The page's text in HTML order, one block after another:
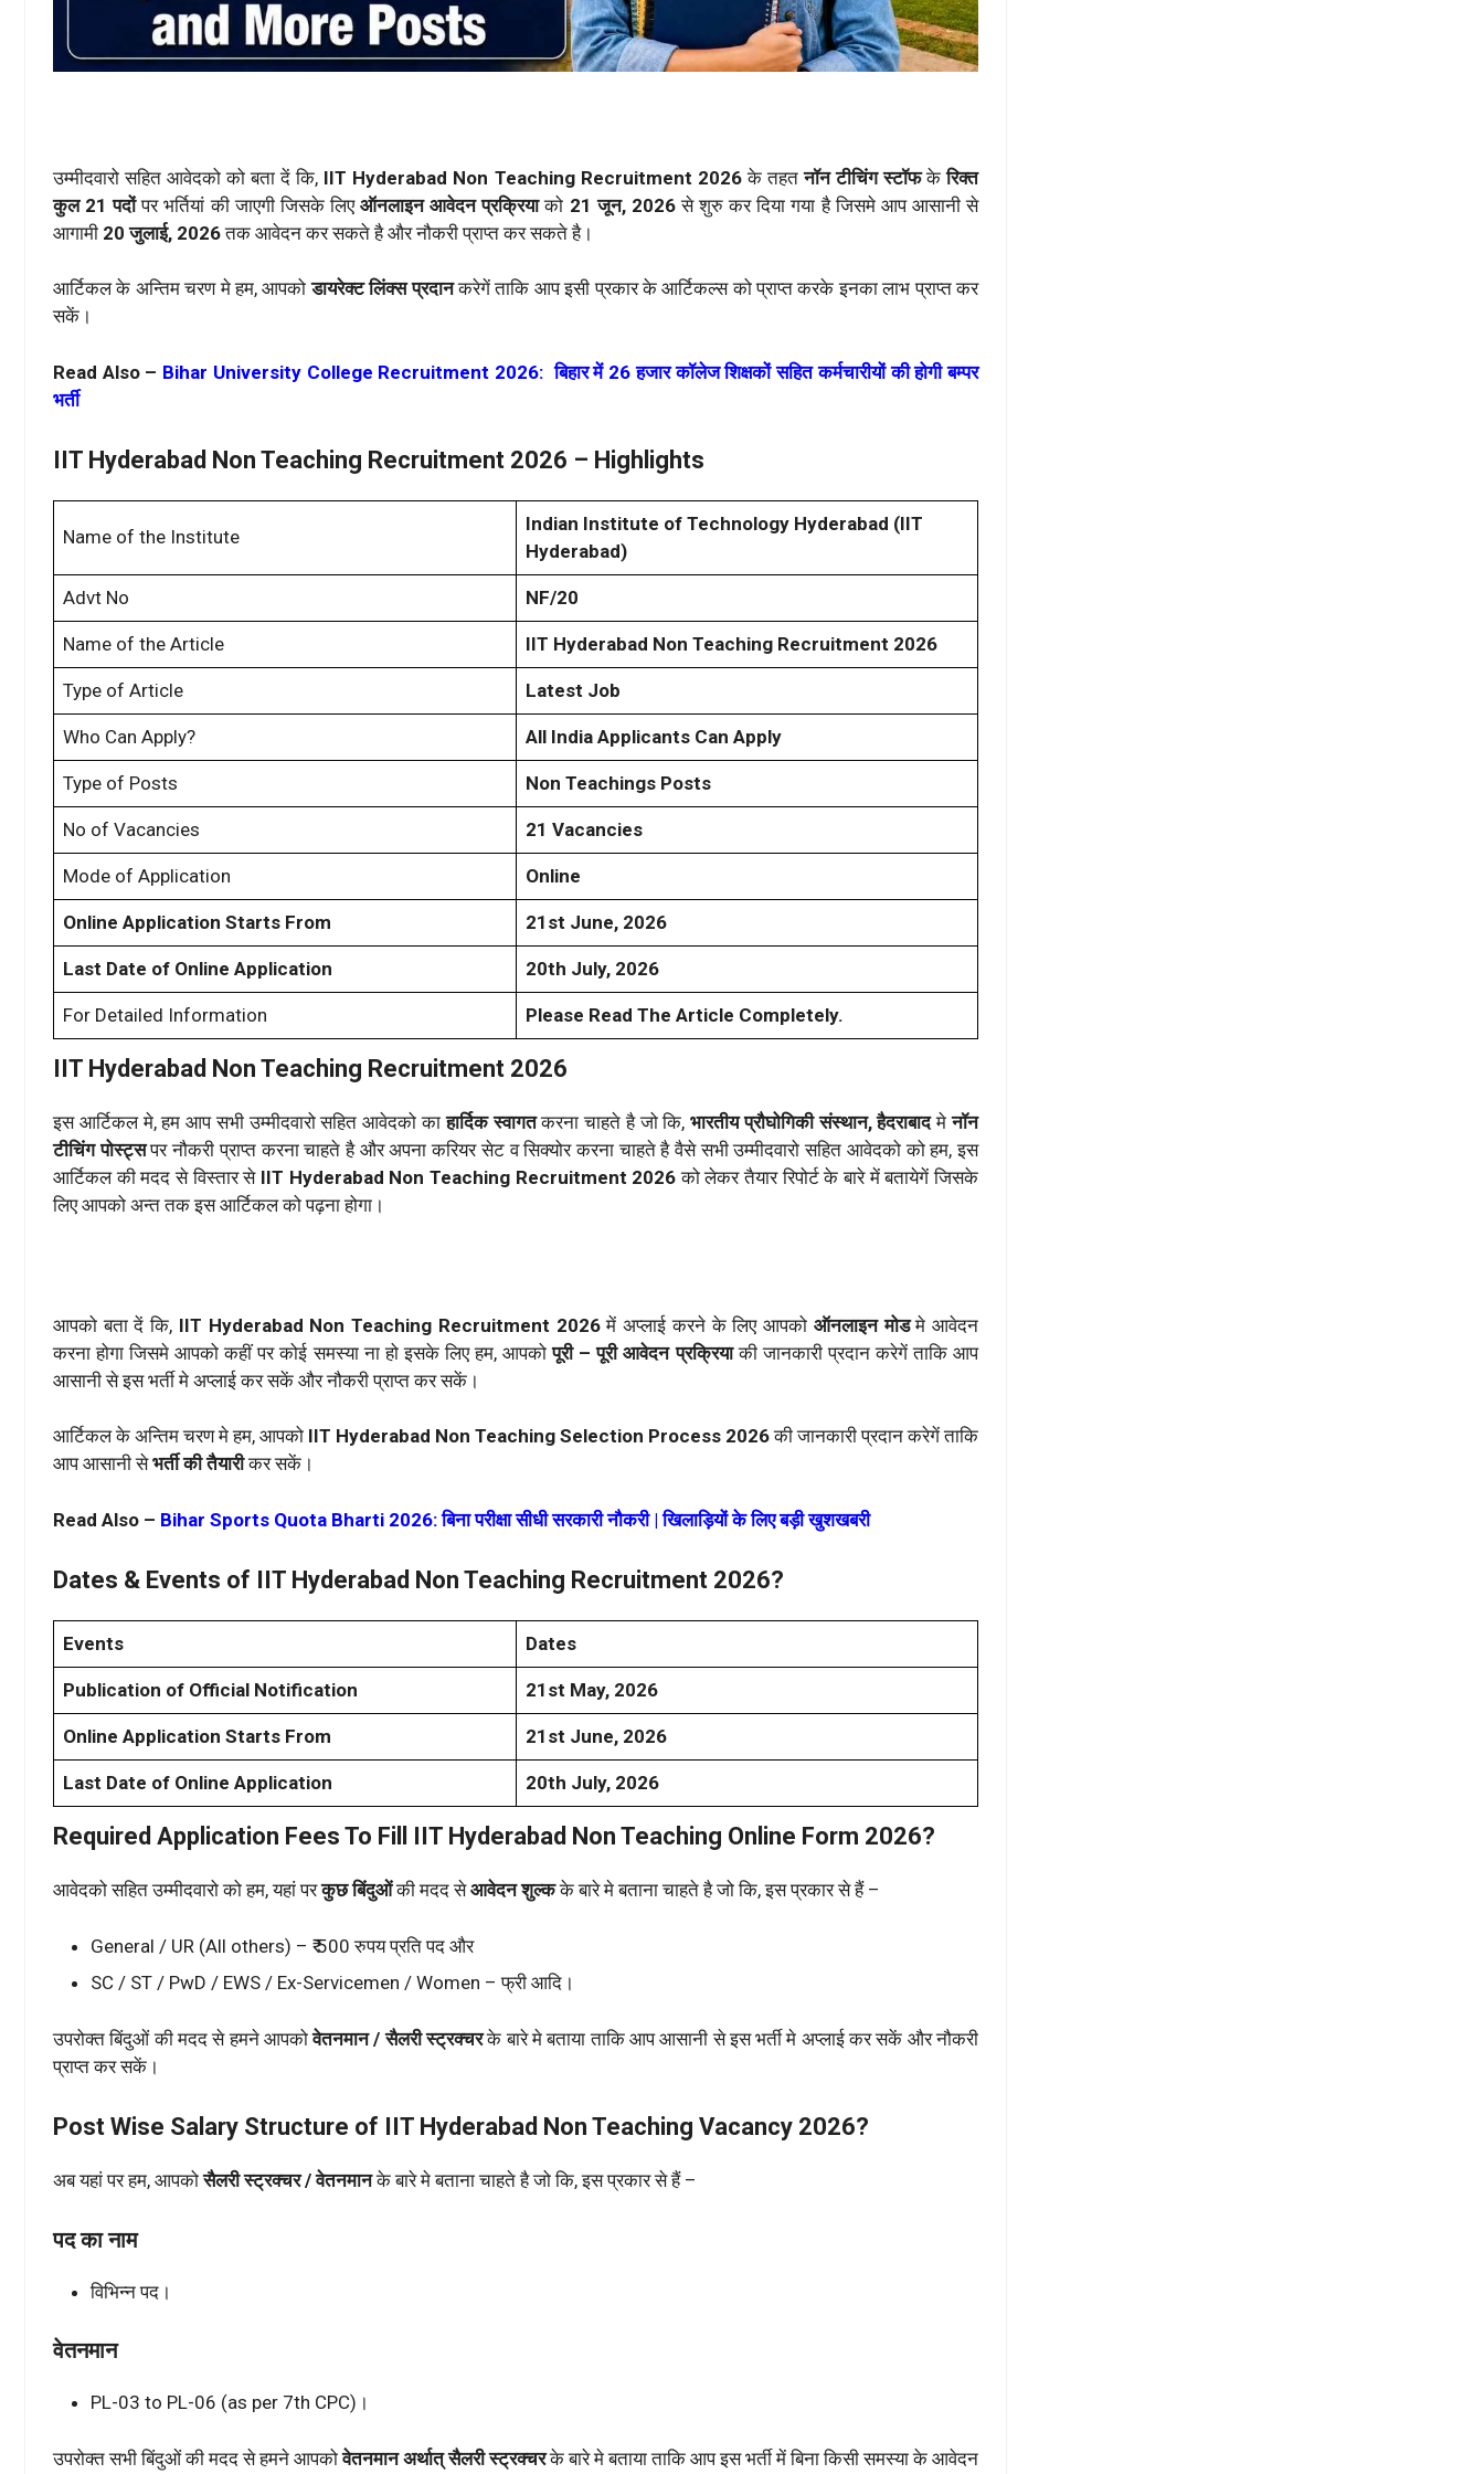
उम्मीदवारो सहित आवेदको को बता दें कि, IIT Hyderabad Non Teaching Recruitment 2026 के तहतनॉन टीचिंग स्टॉफकेरिक्त
कुल 21 पदोंपर भर्तियां की जाएगी जिसके लिएऑनलाइन आवेदन प्रक्रियाको 21 जून, 2026से शुरु कर दिया गया है जिसमे आप आसानी से
आगामी 20 जुलाई, 2026तक आवेदन कर सकते है और नौकरी प्राप्त कर सकते है।
आर्टिकल के अन्तिम चरण मे हम, आपकोडायरेक्ट लिंक्स प्रदानकरेगें ताकि आप इसी प्रकार के आर्टिकल्स को प्राप्त करके इनका लाभ प्राप्त कर
सकें।
Read Also – Bihar University College Recruitment 2026: बिहार में 26 हजार कॉलेज शिक्षकों सहित कर्मचारीयों की होगी बम्पर
भर्ती
IIT Hyderabad Non Teaching Recruitment 2026 – Highlights
Name of the Institute
Indian Institute of Technology Hyderabad (IIT
Hyderabad)
Advt No NF/20
Name of the Article IIT Hyderabad Non Teaching Recruitment 2026
Type of Article Latest Job
Who Can Apply? All India Applicants Can Apply
Type of Posts Non Teachings Posts
No of Vacancies 21 Vacancies
Mode of Application Online
Online Application Starts From 21st June, 2026
Last Date of Online Application 20th July, 2026
For Detailed Information Please Read The Article Completely.
IIT Hyderabad Non Teaching Recruitment 2026
इस आर्टिकल मे, हम आप सभी उम्मीदवारो सहित आवेदको काहार्दिक स्वागतकरना चाहते है जो कि,भारतीय प्रौघोगिकी संस्थान, हैदराबादमेनॉन
टीचिंग पोस्ट्सपर नौकरी प्राप्त करना चाहते है और अपना करियर सेट व सिक्योर करना चाहते है वैसे सभी उम्मीदवारो सहित आवेदको को हम, इस
आर्टिकल की मदद से विस्तार से IIT Hyderabad Non Teaching Recruitment 2026 को लेकर तैयार रिपोर्ट के बारे में बतायेगें जिसके
लिए आपको अन्त तक इस आर्टिकल को पढ़ना होगा।
आपको बता दें कि, IIT Hyderabad Non Teaching Recruitment 2026 में अप्लाई करने के लिए आपको ऑनलाइन मोडमे आवेदन
करना होगा जिसमे आपको कहीं पर कोई समस्या ना हो इसके लिए हम, आपको पूरी – पूरी आवेदन प्रक्रियाकी जानकारी प्रदान करेगें ताकि आप
आसानी से इस भर्ती मे अप्लाई कर सकें और नौकरी प्राप्त कर सकें।
आर्टिकल के अन्तिम चरण मे हम, आपको IIT Hyderabad Non Teaching Selection Process 2026की जानकारी प्रदान करेगें ताकि
आप आसानी सेभर्ती की तैयारीकर सकें।
Read Also – Bihar Sports Quota Bharti 2026: बिना परीक्षा सीधी सरकारी नौकरी | खिलाड़ियों के लिए बड़ी खुशखबरी
Dates & Events of IIT Hyderabad Non Teaching Recruitment 2026?
Events Dates
Publication of Official Notification 21st May, 2026
Online Application Starts From 21st June, 2026
Last Date of Online Application 20th July, 2026
Required Application Fees To Fill IIT Hyderabad Non Teaching Online Form 2026?
आवेदको सहित उम्मीदवारो को हम, यहां परकुछ बिंदुओंकी मदद सेआवेदन शुल्कके बारे मे बताना चाहते है जो कि, इस प्रकार से हैं –
General / UR (All others) – ₹ 500 रुपय प्रति पद और
SC / ST / PwD / EWS / Ex-Servicemen / Women – फ्री आदि।
उपरोक्त बिंदुओं की मदद से हमने आपकोवेतनमान / सैलरी स्ट्रक्चरके बारे मे बताया ताकि आप आसानी से इस भर्ती मे अप्लाई कर सकें और नौकरी
प्राप्त कर सकें।
Post Wise Salary Structure of IIT Hyderabad Non Teaching Vacancy 2026?
अब यहां पर हम, आपकोसैलरी स्ट्रक्चर / वेतनमानके बारे मे बताना चाहते है जो कि, इस प्रकार से हैं –
पद का नाम
विभिन्न पद।
वेतनमान
PL-03 to PL-06 (as per 7th CPC)।
उपरोक्त सभी बिंदुओं की मदद से हमने आपकोवेतनमान अर्थात् सैलरी स्ट्रक्चरके बारे मे बताया ताकि आप इस भर्ती में बिना किसी समस्या के आवेदन